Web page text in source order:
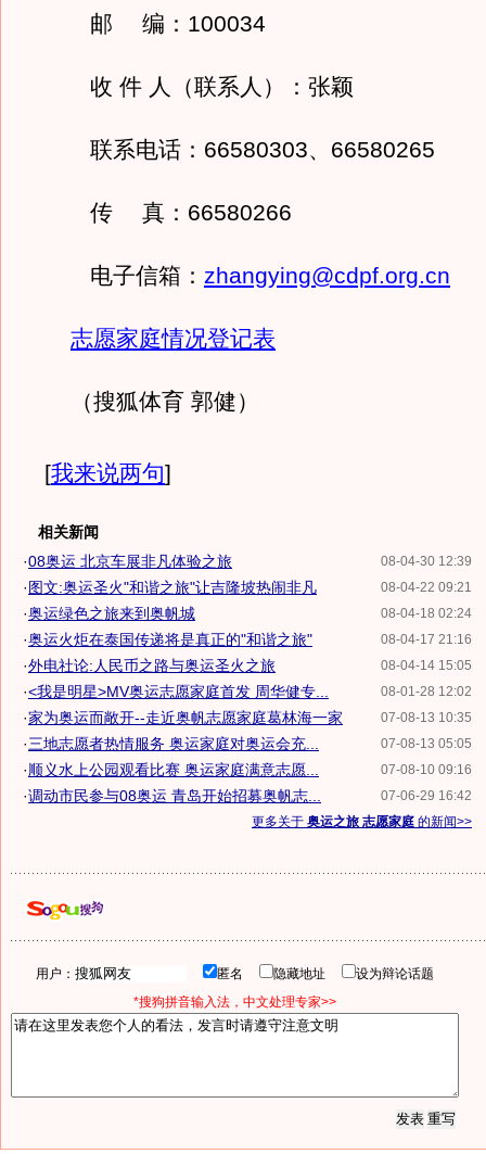
邮 编：100034
收 件 人（联系人）：张颖
联系电话：66580303、66580265
传 真：66580266
电子信箱： zhangying@cdpf.org.cn
志愿家庭情况登记表
（搜狐体育 郭健）
[我来说两句]
相关新闻
08-04-30 12:39
·08奥运 北京车展非凡体验之旅
08-04-22 09:21
·图文:奥运圣火"和谐之旅"让吉隆坡热闹非凡
08-04-18 02:24
·奥运绿色之旅来到奥帆城
08-04-17 21:16
·奥运火炬在泰国传递将是真正的"和谐之旅"
08-04-14 15:05
·外电社论:人民币之路与奥运圣火之旅
08-01-28 12:02
·<我是明星>MV奥运志愿家庭首发 周华健专...
07-08-13 10:35
·家为奥运而敞开--走近奥帆志愿家庭葛林海一家
07-08-13 05:05
·三地志愿者热情服务 奥运家庭对奥运会充...
07-08-10 09:16
·顺义水上公园观看比赛 奥运家庭满意志愿...
07-06-29 16:42
·调动市民参与08奥运 青岛开始招募奥帆志...
更多关于 奥运之旅 志愿家庭 的新闻>>
用户： 匿名 隐藏地址
设为辩论话题
*搜狗拼音输入法，中文处理专家>>